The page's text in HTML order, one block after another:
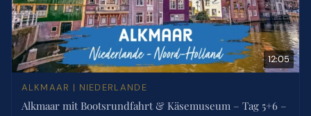
12:05
ALKMAAR | NIEDERLANDE
Alkmaar mit Bootsrundfahrt & Käsemuseum – Tag 5+6 –